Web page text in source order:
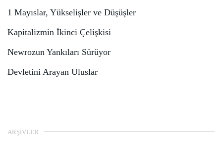
1 Mayıslar, Yükselişler ve Düşüşler
Kapitalizmin İkinci Çelişkisi
Newrozun Yankıları Sürüyor
Devletini Arayan Uluslar
ARŞIVLER